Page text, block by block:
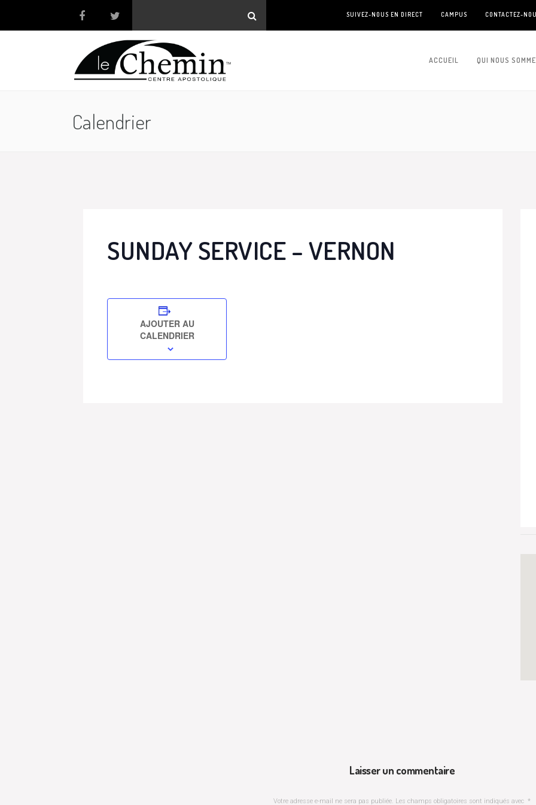
SUIVEZ-NOUS EN DIRECT CAMPUS CONTACTEZ-
ACCUEIL QUI NOUS
Calendrier
SUNDAY SERVICE – VERNON
AJOUTER AU
CALENDRIER
Laisser un commentaire
Votre adresse e-mail ne sera pas publiée. Les champs obligatoires sont indiqués avec *